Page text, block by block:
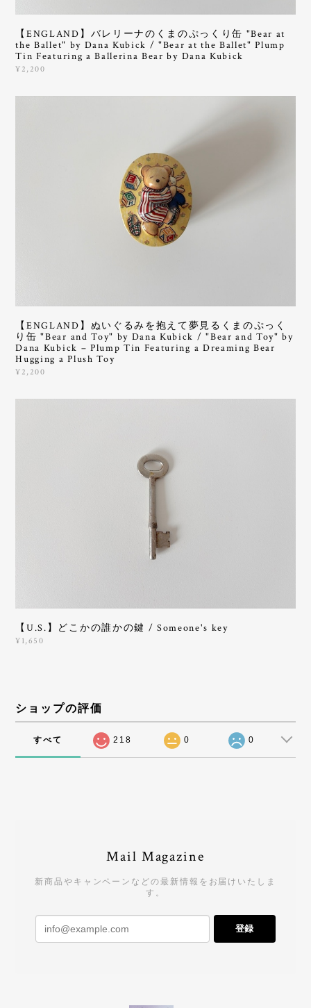
【ENGLAND】バレリーナのくまのぷっくり缶 "Bear at
the Ballet" by Dana Kubick / "Bear at the Ballet" Plump
Tin Featuring a Ballerina Bear by Dana Kubick
¥2,200
【ENGLAND】ぬいぐるみを抱えて夢見るくまのぷっく
り缶 "Bear and Toy" by Dana Kubick / "Bear and Toy" by
Dana Kubick – Plump Tin Featuring a Dreaming Bear
Hugging a Plush Toy
¥2,200
【U.S.】どこかの誰かの鍵 / Someone's key
¥1,650
ショップの評価
すべて 218 0 0
Mail Magazine
新商品やキャンペーンなどの最新情報をお届けいたしま
す。
登録